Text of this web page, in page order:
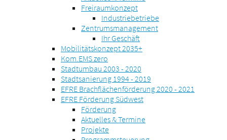
Freiraumkonzept
Industriebetriebe
Zentrumsmanagement
Ihr Geschäft
Mobilitätskonzept 2035+
Kom.EMS zero
Stadtumbau 2003 - 2020
Stadtsanierung 1994 - 2019
EFRE Brachflächenförderung 2020 - 2021
EFRE Förderung Südwest
Förderung
Aktuelles & Termine
Projekte